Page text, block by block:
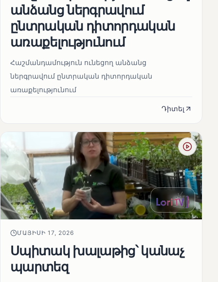
անձանց ներգրավում
ընտրական դիտորդական
առաքելությունում
Հաշմանդամություն ունեցող անձանց
ներգրավում ընտրական դիտորդական
առաքելությունում
Դիտել
ՄԱՅԻՍԻ 17, 2026
Սպիտակ խալաթից՝ կանաչ
պարտեզ